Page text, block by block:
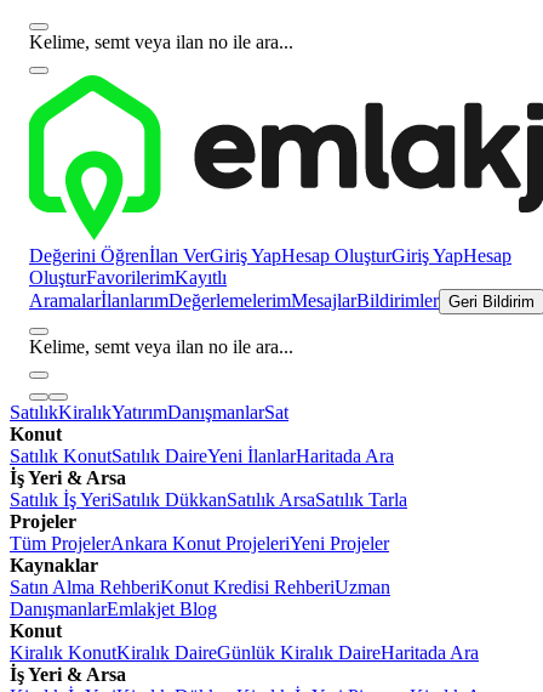
Kelime, semt veya ilan no ile ara...
Değerini Öğrenİlan VerGiriş YapHesap OluşturGiriş YapHesap
OluşturFavorilerimKayıtlı
AramalarİlanlarımDeğerlemelerimMesajlarBildirimler Geri Bildirim
Kelime, semt veya ilan no ile ara...
SatılıkKiralıkYatırımDanışmanlarSat
Konut
Satılık KonutSatılık DaireYeni İlanlarHaritada Ara
İş Yeri & Arsa
Satılık İş YeriSatılık DükkanSatılık ArsaSatılık Tarla
Projeler
Tüm ProjelerAnkara Konut ProjeleriYeni Projeler
Kaynaklar
Satın Alma RehberiKonut Kredisi RehberiUzman
DanışmanlarEmlakjet Blog
Konut
Kiralık KonutKiralık DaireGünlük Kiralık DaireHaritada Ara
İş Yeri & Arsa